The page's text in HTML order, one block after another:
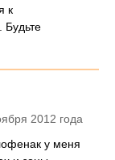
к
Будьте
2012 года
у меня